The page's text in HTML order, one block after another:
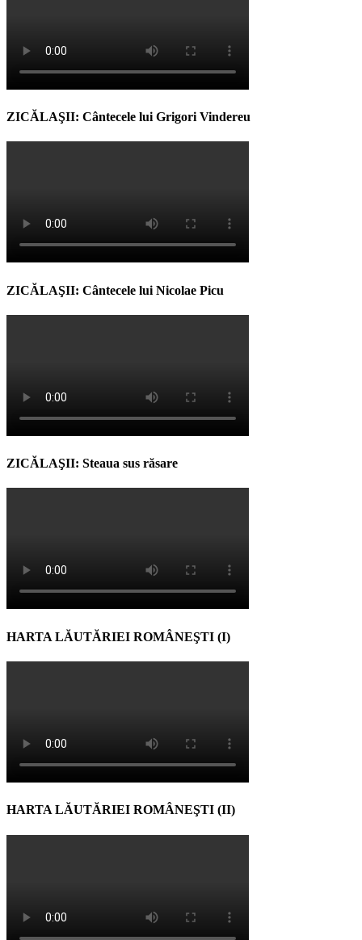
ZICĂLAŞII: Cântecele lui Grigori Vindereu
ZICĂLAŞII: Cântecele lui Nicolae Picu
ZICĂLAŞII: Steaua sus răsare
HARTA LĂUTĂRIEI ROMÂNEŞTI (I)
HARTA LĂUTĂRIEI ROMÂNEŞTI (II)